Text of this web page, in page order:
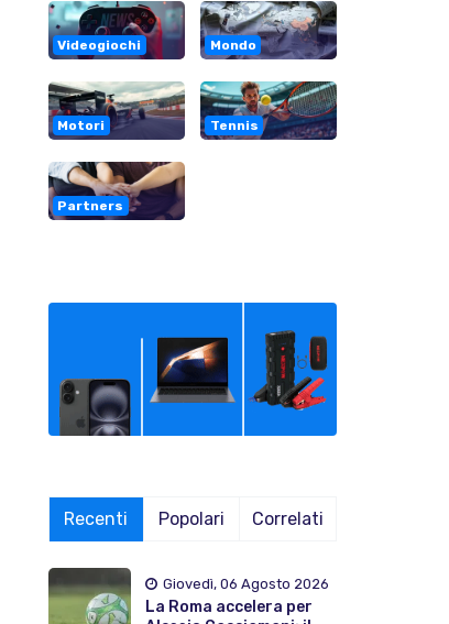
Videogiochi Mondo
Motori Tennis
Partners
Recenti Popolari Correlati
Giovedì, 06 Agosto 2026
La Roma accelera per